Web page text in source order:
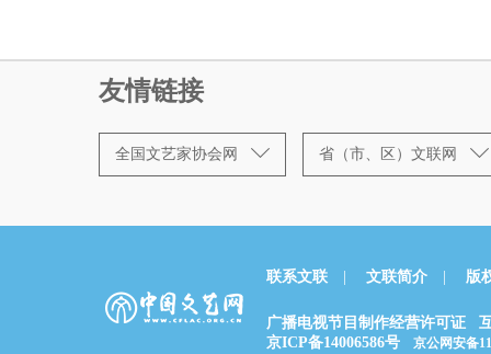
友情链接
全国文艺家协会网 省（市、区）文联网
联系文联 文联简介 版
广播电视节目制作经营许可证
京ICP备14006586号 京公网安备